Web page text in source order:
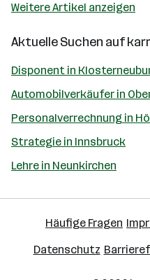
Weitere Artikel anzeigen
Aktuelle Suchen auf
Disponent in
Automobilverkäufer in
Personalverrechnung in
Strategie in Innsbruck
Lehre in Neunkirchen
Häufige Fragen
Datenschutz